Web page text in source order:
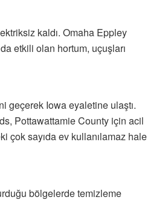
kaldı. Omaha Eppley
etkili olan hortum, uçuşları
geçerek Iowa eyaletine ulaştı.
Pottawattamie County için acil
çok sayıda ev kullanılamaz hale
bölgelerde temizleme